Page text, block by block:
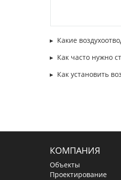
Какие
Как часто нужно
Как установить
КОМПАНИЯ
Объекты
Проектирование